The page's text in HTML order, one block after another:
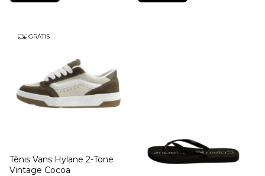
GRÁTIS
Tênis Vans Hylane 2-Tone
Vintage Cocoa